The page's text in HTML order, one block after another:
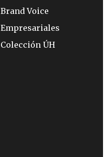
Brand Voice
Empresariales
Colección ÚH